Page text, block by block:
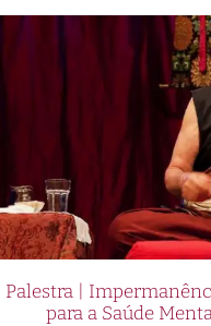
Palestra |
para a Saúde